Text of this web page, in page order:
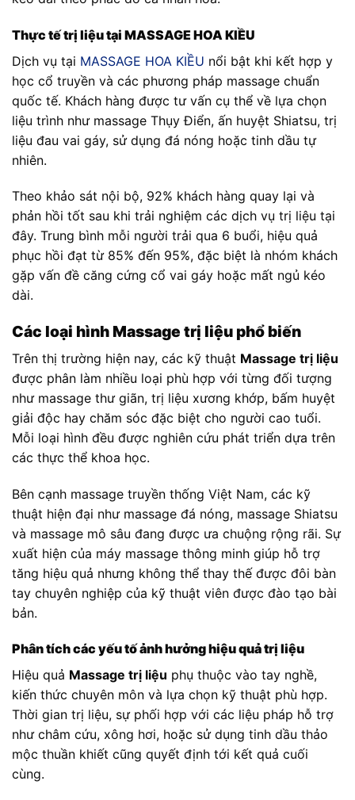
Thực tế trị liệu tại MASSAGE HOA KIỀU
Dịch vụ tại MASSAGE HOA KIỀU nổi bật khi kết hợp y
học cổ truyền và các phương pháp massage chuẩn
quốc tế. Khách hàng được tư vấn cụ thể về lựa chọn
liệu trình như massage Thụy Điển, ấn huyệt Shiatsu, trị
liệu đau vai gáy, sử dụng đá nóng hoặc tinh dầu tự
nhiên.
Theo khảo sát nội bộ, 92% khách hàng quay lại và
phản hồi tốt sau khi trải nghiệm các dịch vụ trị liệu tại
đây. Trung bình mỗi người trải qua 6 buổi, hiệu quả
phục hồi đạt từ 85% đến 95%, đặc biệt là nhóm khách
gặp vấn đề căng cứng cổ vai gáy hoặc mất ngủ kéo
dài.
Các loại hình Massage trị liệu phổ biến
Trên thị trường hiện nay, các kỹ thuật Massage trị liệu
được phân làm nhiều loại phù hợp với từng đối tượng
như massage thư giãn, trị liệu xương khớp, bấm huyệt
giải độc hay chăm sóc đặc biệt cho người cao tuổi.
Mỗi loại hình đều được nghiên cứu phát triển dựa trên
các thực thể khoa học.
Bên cạnh massage truyền thống Việt Nam, các kỹ
thuật hiện đại như massage đá nóng, massage Shiatsu
và massage mô sâu đang được ưa chuộng rộng rãi. Sự
xuất hiện của máy massage thông minh giúp hỗ trợ
tăng hiệu quả nhưng không thể thay thế được đôi bàn
tay chuyên nghiệp của kỹ thuật viên được đào tạo bài
bản.
Phân tích các yếu tố ảnh hưởng hiệu quả trị liệu
Hiệu quả Massage trị liệu phụ thuộc vào tay nghề,
kiến thức chuyên môn và lựa chọn kỹ thuật phù hợp.
Thời gian trị liệu, sự phối hợp với các liệu pháp hỗ trợ
như châm cứu, xông hơi, hoặc sử dụng tinh dầu thảo
mộc thuần khiết cũng quyết định tới kết quả cuối
cùng.